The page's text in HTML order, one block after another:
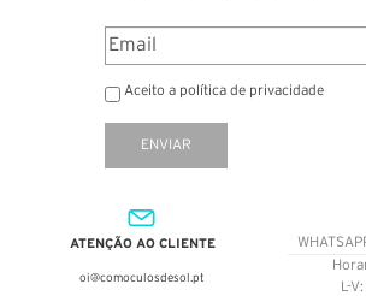
Aceito a política de privacidade
ENVIAR
ATENÇÃO AO CLIENTE
oi@comoculosdesol.pt
L-